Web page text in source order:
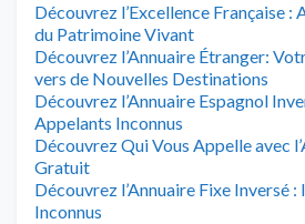
Découvrez l’Excellence Française :
du Patrimoine Vivant
Découvrez l’Annuaire Étranger:
vers de Nouvelles Destinations
Découvrez l’Annuaire Espagnol
Appelants Inconnus
Découvrez Qui Vous Appelle avec
Gratuit
Découvrez l’Annuaire Fixe Inversé
Inconnus